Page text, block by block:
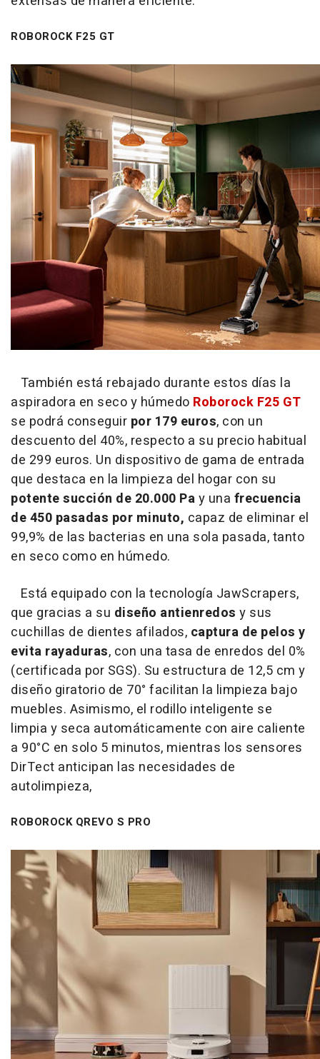
ROBOROCK F25 GT
También está rebajado durante estos días la
aspiradora en seco y húmedo Roborock F25 GT
se podrá conseguir por 179 euros, con un
descuento del 40%, respecto a su precio habitual
de 299 euros. Un dispositivo de gama de entrada
que destaca en la limpieza del hogar con su
potente succión de 20.000 Pay una frecuencia
de 450 pasadas por minuto, capaz de eliminar el
99,9% de las bacterias en una sola pasada, tanto
en seco como en húmedo.
Está equipado con la tecnología JawScrapers,
que gracias a su diseño antienredos y sus
cuchillas de dientes afilados, captura de pelos y
evita rayaduras, con una tasa de enredos del 0%
(certificada por SGS). Su estructura de 12,5 cm y
diseño giratorio de 70° facilitan la limpieza bajo
muebles. Asimismo, el rodillo inteligente se
limpia y seca automáticamente con aire caliente
a 90°C en solo 5 minutos, mientras los sensores
DirTect anticipan las necesidades de
autolimpieza,
ROBOROCK QREVO S PRO